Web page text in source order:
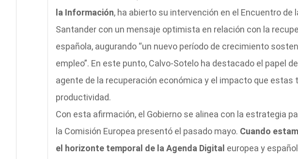
la Información, ha abierto su intervención en el Encuentro
Santander con un mensaje optimista en relación con la
española, augurando “un nuevo período de crecimiento
empleo”. En este punto, Calvo-Sotelo ha destacado el papel
agente de la recuperación económica y el impacto que estas
productividad.
Con esta afirmación, el Gobierno se alinea con la estrategia
la Comisión Europea presentó el pasado mayo. Cuando
el horizonte temporal de la Agenda Digital europea y